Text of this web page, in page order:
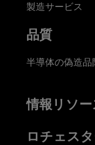
製造サービス
品質
半導体の偽造品
情報リソー
ロチェス